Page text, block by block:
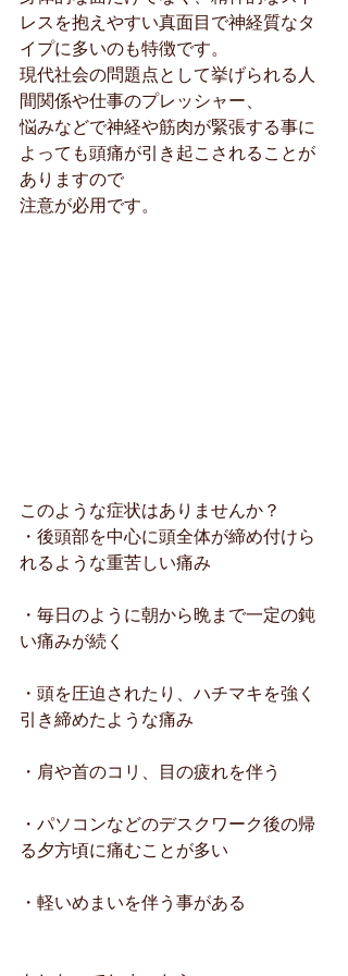
レスを抱えやすい真面目で神経質なタ
イプに多いのも特徴です。
現代社会の問題点として挙げられる人
間関係や仕事のプレッシャー、
悩みなどで神経や筋肉が緊張する事に
よっても頭痛が引き起こされることが
ありますので
注意が必用です。
このような症状はありませんか？
・後頭部を中心に頭全体が締め付けら
れるような重苦しい痛み
・毎日のように朝から晩まで一定の鈍
い痛みが続く
・頭を圧迫されたり、ハチマキを強く
引き締めたような痛み
・肩や首のコリ、目の疲れを伴う
・パソコンなどのデスクワーク後の帰
る夕方頃に痛むことが多い
・軽いめまいを伴う事がある